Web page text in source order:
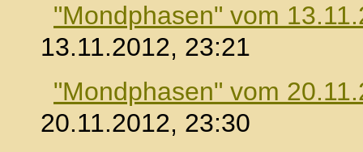
"Mondphasen" vom
13.11.2012, 23:21
"Mondphasen" vom
20.11.2012, 23:30